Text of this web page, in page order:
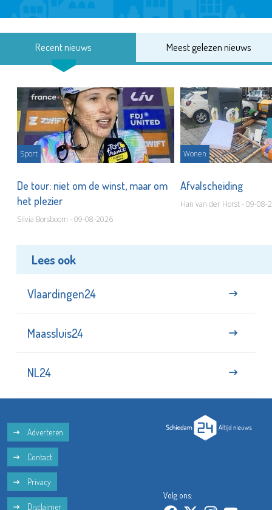
Recent nieuws Meest gelezen nieuws
Sport
De tour: niet om de winst, maar om
het plezier
Silvia Borsboom - 09-08-2026
Wonen
Afvalscheiding
Han van der Horst - 09-08-
Lees ook
Vlaardingen24
Maassluis24
NL24
Adverteren
Contact
Privacy
Disclaimer
Volg ons: